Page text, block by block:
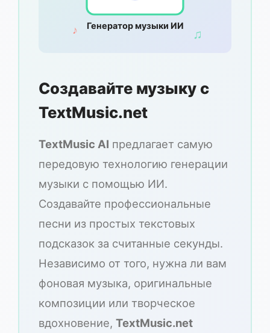
Генератор музыки ИИ
♪ ♫
Создавайте музыку с
TextMusic.net
TextMusic AI предлагает самую
передовую технологию генерации
музыки с помощью ИИ.
Создавайте профессиональные
песни из простых текстовых
подсказок за считанные секунды.
Независимо от того, нужна ли вам
фоновая музыка, оригинальные
композиции или творческое
вдохновение, TextMusic.net